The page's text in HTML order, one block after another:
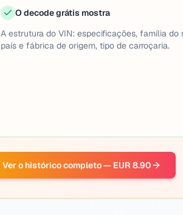
O decode grátis mostra
A estrutura do VIN: especificações, família do
país e fábrica de origem, tipo de carroçaria.
Ver o histórico completo — EUR 8.90